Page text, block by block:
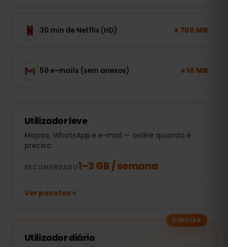
30 min de Netflix (HD) ± 700 MB
50 e-mails (sem anexos) ± 10 MB
Utilizador leve
Mapas, WhatsApp e e-mail — online quando é
preciso.
RECOMENDADO1–3 GB / semana
Ver pacotes
POPULAR
Utilizador diário